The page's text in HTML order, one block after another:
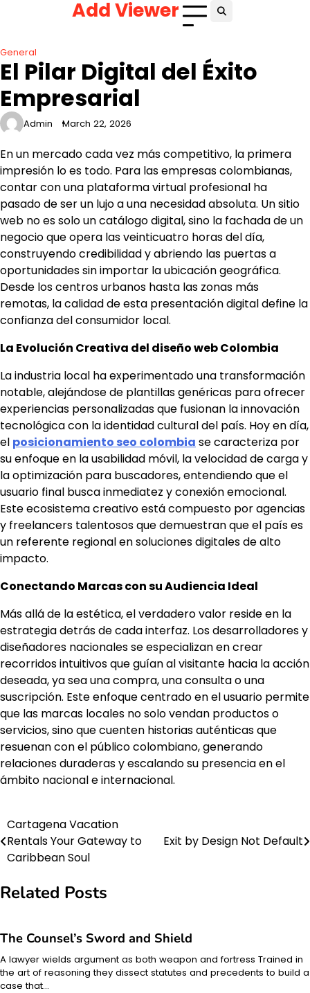
Add Viewer
General
El Pilar Digital del Éxito
Empresarial
Admin March 22, 2026
En un mercado cada vez más competitivo, la primera
impresión lo es todo. Para las empresas colombianas,
contar con una plataforma virtual profesional ha
pasado de ser un lujo a una necesidad absoluta. Un sitio
web no es solo un catálogo digital, sino la fachada de un
negocio que opera las veinticuatro horas del día,
construyendo credibilidad y abriendo las puertas a
oportunidades sin importar la ubicación geográfica.
Desde los centros urbanos hasta las zonas más
remotas, la calidad de esta presentación digital define la
confianza del consumidor local.
La Evolución Creativa del diseño web Colombia
La industria local ha experimentado una transformación
notable, alejándose de plantillas genéricas para ofrecer
experiencias personalizadas que fusionan la innovación
tecnológica con la identidad cultural del país. Hoy en día,
el posicionamiento seo colombia se caracteriza por
su enfoque en la usabilidad móvil, la velocidad de carga y
la optimización para buscadores, entendiendo que el
usuario final busca inmediatez y conexión emocional.
Este ecosistema creativo está compuesto por agencias
y freelancers talentosos que demuestran que el país es
un referente regional en soluciones digitales de alto
impacto.
Conectando Marcas con su Audiencia Ideal
Más allá de la estética, el verdadero valor reside en la
estrategia detrás de cada interfaz. Los desarrolladores y
diseñadores nacionales se especializan en crear
recorridos intuitivos que guían al visitante hacia la acción
deseada, ya sea una compra, una consulta o una
suscripción. Este enfoque centrado en el usuario permite
que las marcas locales no solo vendan productos o
servicios, sino que cuenten historias auténticas que
resuenan con el público colombiano, generando
relaciones duraderas y escalando su presencia en el
ámbito nacional e internacional.
Post
navigation
Cartagena Vacation
Rentals Your Gateway to
Caribbean Soul
Exit by Design Not Default
Related Posts
The Counsel’s Sword and Shield
A lawyer wields argument as both weapon and fortress Trained in
the art of reasoning they dissect statutes and precedents to build a
case that…